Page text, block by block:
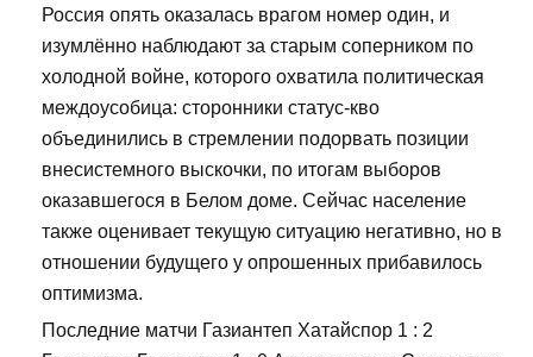
Россия опять оказалась врагом номер один, и
изумлённо наблюдают за старым соперником по
холодной войне, которого охватила политическая
междоусобица: сторонники статус-кво
объединились в стремлении подорвать позиции
внесистемного выскочки, по итогам выборов
оказавшегося в Белом доме. Сейчас население
также оценивает текущую ситуацию негативно, но в
отношении будущего у опрошенных прибавилось
оптимизма.
Последние матчи Газиантеп Хатайспор 1 : 2